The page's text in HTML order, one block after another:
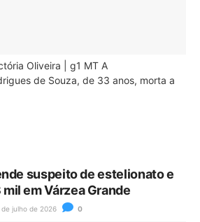
Oliveira | g1 MT A
de Souza, de 33 anos, morta a
suspeito de estelionato e
em Várzea Grande
de julho de 2026 0